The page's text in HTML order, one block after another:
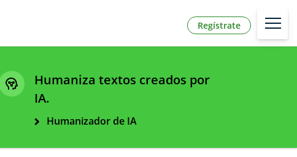
Regístrate
Humaniza textos creados por
IA.
Humanizador de IA